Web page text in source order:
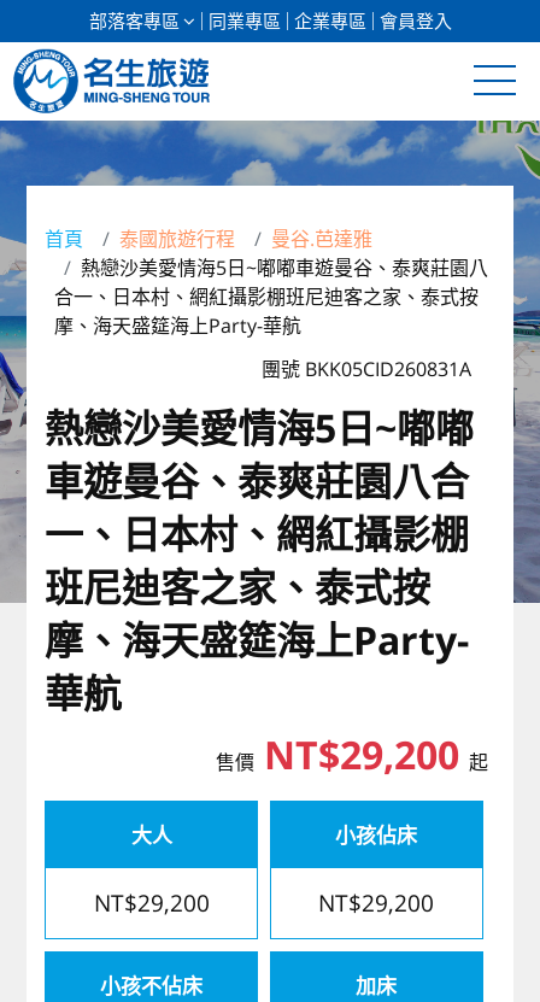
部落客專區 同業專區 企業專區 會員登入
清倉促銷
郵輪假期
海島假期
韓國
東南亞
美加紐澳
歐洲
首頁 泰國旅遊行程
曼谷.芭達雅
熱戀沙美愛情海5日~嘟嘟車遊曼谷、泰爽莊園八
合一、日本村、網紅攝影棚班尼迪客之家、泰式按
摩、海天盛筵海上Party-華航
團號 BKK05CID260831A
熱戀沙美愛情海5日~嘟嘟
車遊曼谷、泰爽莊園八合
一、日本村、網紅攝影棚
班尼迪客之家、泰式按
摩、海天盛筵海上Party-
華航
售價NT$29,200 起
大人
NT$29,200
小孩佔床
NT$29,200
小孩不佔床 加床